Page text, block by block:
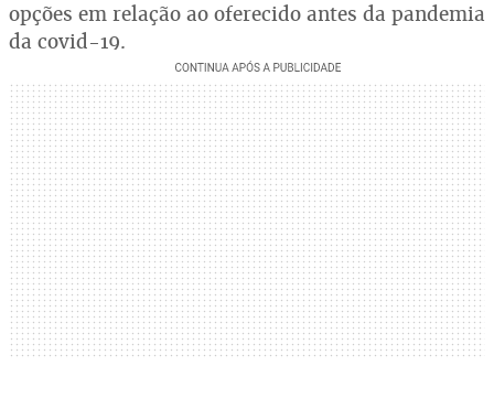
opções em relação ao oferecido antes da pandemia
da covid-19.